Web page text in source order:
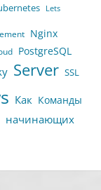
Lets
Nginx
PostgreSQL
Server SSL
Как Команды
начинающих